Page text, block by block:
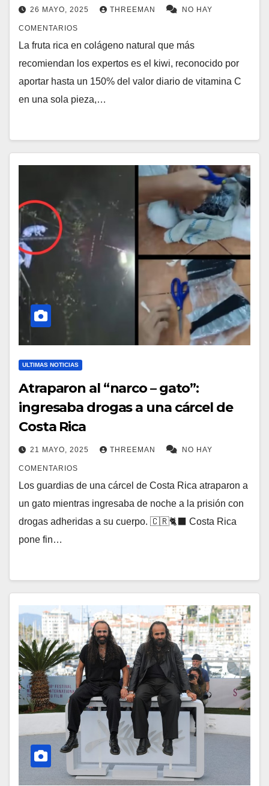
26 MAYO, 2025 THREEMAN NO HAY
COMENTARIOS
La fruta rica en colágeno natural que más
recomiendan los expertos es el kiwi, reconocido por
aportar hasta un 150% del valor diario de vitamina C
en una sola pieza,…
ULTIMAS NOTICIAS
Atraparon al “narco – gato”:
ingresaba drogas a una cárcel de
Costa Rica
21 MAYO, 2025 THREEMAN NO HAY
COMENTARIOS
Los guardias de una cárcel de Costa Rica atraparon a
un gato mientras ingresaba de noche a la prisión con
drogas adheridas a su cuerpo. 🇨🇷🐈‍⬛ Costa Rica
pone fin…